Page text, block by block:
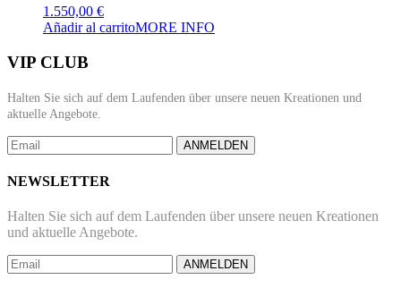
opciones
se
la
de
producto
1.550,00 €
Añadir al carritoMORE INFO
VIP CLUB
Halten Sie sich auf dem Laufenden über unsere neuen Kreationen und
aktuelle Angebote.
ANMELDEN
NEWSLETTER
Halten Sie sich auf dem Laufenden über unsere neuen Kreationen
und aktuelle Angebote.
ANMELDEN